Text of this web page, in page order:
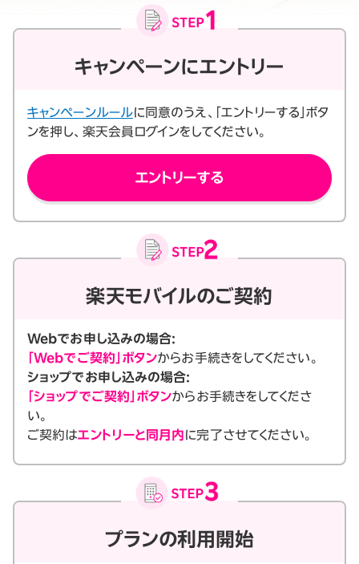
キャンペーンにエントリー
キャンペーンルールに同意のうえ、「エントリーする」ボタ
ンを押し、楽天会員ログインをしてください。
エントリーする
楽天モバイルのご契約
Webでお申し込みの場合:
「Webでご契約」ボタンからお手続きをしてください。
ショップでお申し込みの場合:
「ショップでご契約」ボタンからお手続きをしてくださ
い。
ご契約はエントリーと同月内に完了させてください。
プランの利用開始